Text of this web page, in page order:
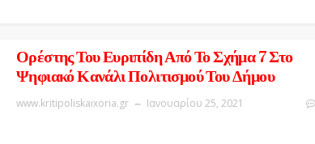
Ορέστης Του Ευριπίδη Από Το Σχήμα 7 Στο
Ψηφιακό Κανάλι Πολιτισμού Του Δήμου
www.kritipoliskaixoria.gr Ιανουαρίου 25, 2021